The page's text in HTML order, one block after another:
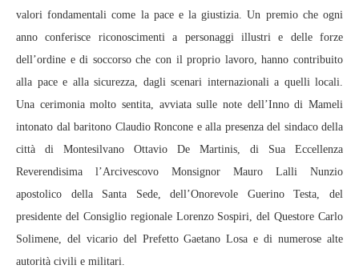
valori fondamentali come la pace e la giustizia. Un premio che ogni
anno conferisce riconoscimenti a personaggi illustri e delle forze
dell’ordine e di soccorso che con il proprio lavoro, hanno contribuito
alla pace e alla sicurezza, dagli scenari internazionali a quelli locali.
Una cerimonia molto sentita, avviata sulle note dell’Inno di Mameli
intonato dal baritono Claudio Roncone e alla presenza del sindaco della
città di Montesilvano Ottavio De Martinis, di Sua Eccellenza
Reverendisima l’Arcivescovo Monsignor Mauro Lalli Nunzio
apostolico della Santa Sede, dell’Onorevole Guerino Testa, del
presidente del Consiglio regionale Lorenzo Sospiri, del Questore Carlo
Solimene, del vicario del Prefetto Gaetano Losa e di numerose alte
autorità civili e militari.